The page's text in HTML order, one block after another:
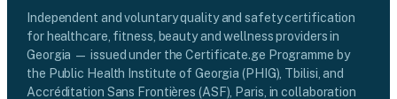
Independent and voluntary quality and safety certification
for healthcare, fitness, beauty and wellness providers in
Georgia — issued under the Certificate.ge Programme by
the Public Health Institute of Georgia (PHIG), Tbilisi, and
Accréditation Sans Frontières (ASF), Paris, in collaboration